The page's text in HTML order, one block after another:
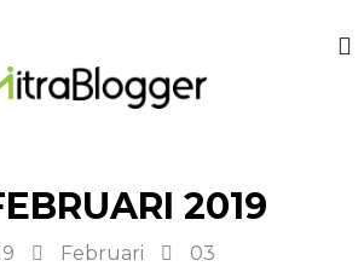
2019
Februari 03